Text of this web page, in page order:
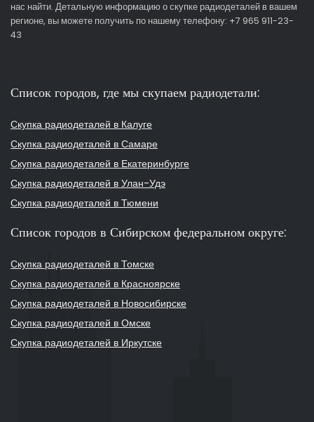
нас найти. Детальную информацию о скупке радиодеталей в вашем
регионе, вы можете получить по нашему телефону: +7 965 911-23-
43
Список городов, где мы скупаем радиодетали:
Скупка радиодеталей в Калуге
Скупка радиодеталей в Самаре
Скупка радиодеталей в Екатеринбурге
Скупка радиодеталей в Улан-Удэ
Скупка радиодеталей в Тюмени
Список городов в Сибирском федеральном округе:
Скупка радиодеталей в Томске
Скупка радиодеталей в Красноярске
Скупка радиодеталей в Новосибирске
Скупка радиодеталей в Омске
Скупка радиодеталей в Иркутске